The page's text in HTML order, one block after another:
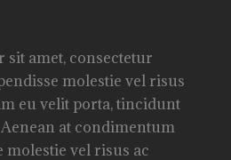
amet, consectetur
molestie vel risus
eu velit porta, tincidunt
at condimentum
molestie vel risus ac